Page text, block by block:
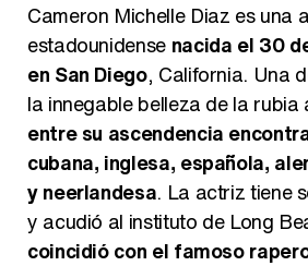
Cameron Michelle Diaz es una
estadounidense nacida el 30
en San Diego, California. Una
la innegable belleza de la rubia
entre su ascendencia
cubana, inglesa, española,
y neerlandesa. La actriz tiene
y acudió al instituto de Long
coincidió con el famoso